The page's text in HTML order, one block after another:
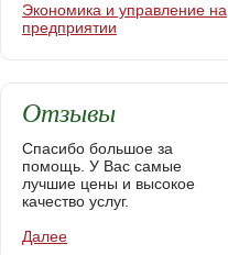
Экономика и управление на
предприятии
Отзывы
Спасибо большое за
помощь. У Вас самые
лучшие цены и высокое
качество услуг.
Далее